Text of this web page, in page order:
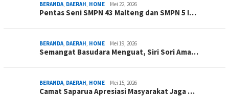
BERANDA, DAERAH, HOME Mei 22, 2026
Pentas Seni SMPN 43 Malteng dan SMPN 5 I…
BERANDA, DAERAH, HOME Mei 19, 2026
Semangat Basudara Menguat, Siri Sori Ama…
BERANDA, DAERAH, HOME Mei 15, 2026
Camat Saparua Apresiasi Masyarakat Jaga …